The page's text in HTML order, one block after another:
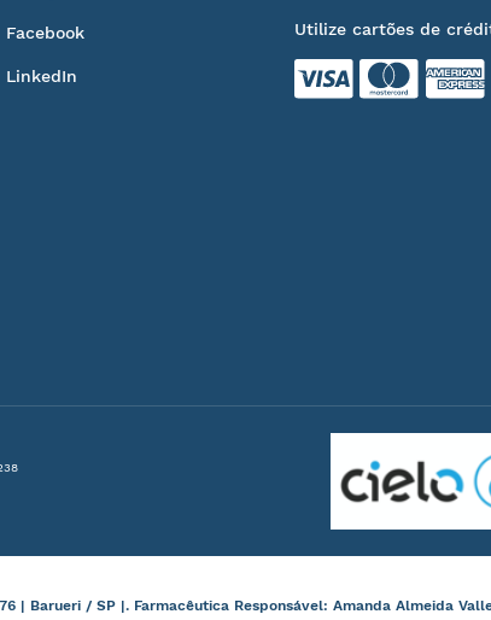
Facebook
LinkedIn
Utilize cartões de
| Barueri / SP |. Farmacêutica Responsável: Amanda Almeida